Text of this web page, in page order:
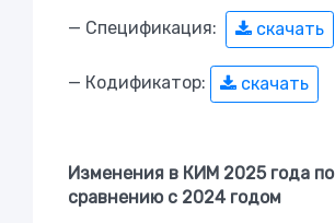
— Спецификация: скачать
— Кодификатор: скачать
Изменения в КИМ 2025 года по
сравнению с 2024 годом